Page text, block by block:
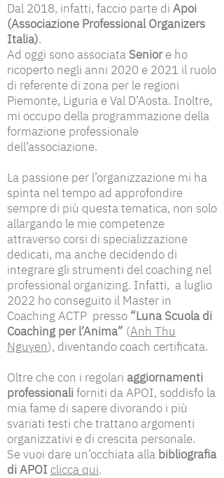
Dal 2018, infatti, faccio parte di Apoi
(Associazione Professional Organizers
Italia).
Ad oggi sono associata Seniore ho
ricoperto negli anni 2020 e 2021 il ruolo
di referente di zona per le regioni
Piemonte, Liguria e Val D’Aosta. Inoltre,
mi occupo della programmazione della
formazione professionale
dell’associazione.
La passione per l’organizzazione mi ha
spinta nel tempo ad approfondire
sempre di più questa tematica, non solo
allargando le mie competenze
attraverso corsi di specializzazione
dedicati, ma anche decidendo di
integrare gli strumenti del coaching nel
professional organizing. Infatti, a luglio
2022 ho conseguito il Master in
Coaching ACTP presso “Luna Scuola di
Coaching per l’Anima” (Anh Thu
Nguyen), diventando coach certificata.
Oltre che con i regolari aggiornamenti
professionaliforniti da APOI, soddisfo la
mia fame di sapere divorando i più
svariati testi che trattano argomenti
organizzativi e di crescita personale.
Se vuoi dare un’occhiata alla bibliografia
di APOI clicca qui.